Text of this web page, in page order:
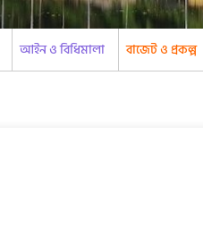
আইন ও বিধিমালা বাজেট ও প্রকল্প